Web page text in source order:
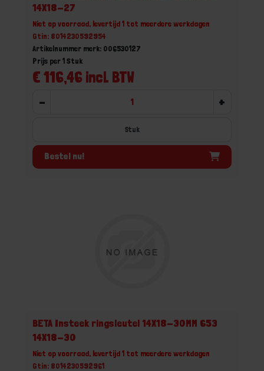
14X18-27
Niet op voorraad, levertijd 1 tot meerdere werkdagen
Gtin: 8014230592954
Artikelnummer merk: 006530127
€ 116,46 incl. BTW
Prijs per 1 Stuk
- +
Stuk
Bestel nu!
BETA Insteek ringsleutel 14X18-30MM 653
14X18-30
Niet op voorraad, levertijd 1 tot meerdere werkdagen
Gtin: 8014230592961